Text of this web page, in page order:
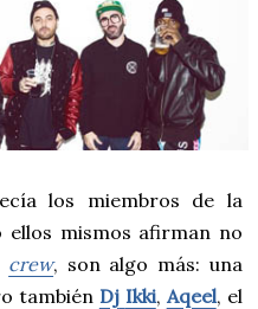
los miembros de la
ellos mismos afirman no
crew, son algo más: una
también Dj Ikki, Aqeel, el